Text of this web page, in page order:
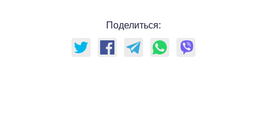
Поделиться: